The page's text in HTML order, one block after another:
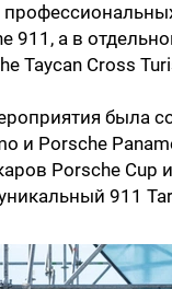
911, а в
Taycan Cross
была
и Porsche
Porsche Cup
911